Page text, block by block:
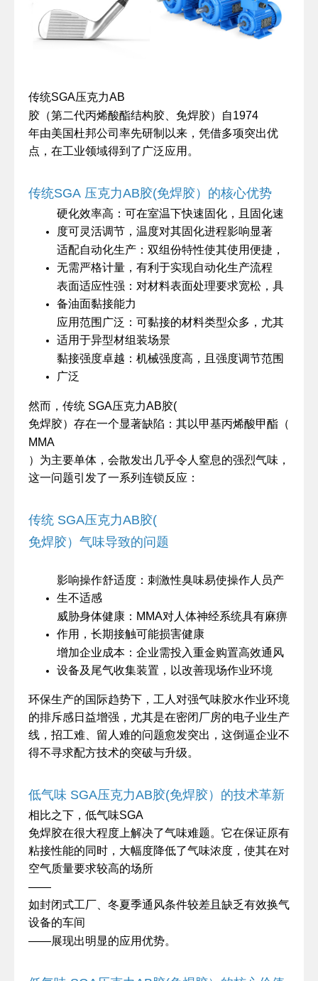
传统SGA压克力AB
胶（第二代丙烯酸酯结构胶、免焊胶）自1974
年由美国杜邦公司率先研制以来，凭借多项突出优
点，在工业领域得到了广泛应用。
传统SGA 压克力AB 胶(免焊胶） 的核心优势
硬化效率高：可在室温下快速固化，且固化速
度可灵活调节，温度对其固化进程影响显著
适配自动化生产：双组份特性使其使用便捷，
无需严格计量，有利于实现自动化生产流程
表面适应性强：对材料表面处理要求宽松，具
备油面黏接能力
应用范围广泛：可黏接的材料类型众多，尤其
适用于异型材组装场景
黏接强度卓越：机械强度高，且强度调节范围
广泛
然而，传统 SGA压克力AB胶(
免焊胶）存在一个显著缺陷：其以甲基丙烯酸甲酯（
MMA
）为主要单体，会散发出几乎令人窒息的强烈气味，
这一问题引发了一系列连锁反应：
传统 SGA压克力AB 胶(
免焊胶）气味导致的问题
影响操作舒适度：刺激性臭味易使操作人员产
生不适感
威胁身体健康： MMA对人体神经系统具有麻痹
作用，长期接触可能损害健康
增加企业成本：企业需投入重金购置高效通风
设备及尾气收集装置，以改善现场作业环境
环保生产的国际趋势下，工人对强气味胶水作业环境
的排斥感日益增强，尤其是在密闭厂房的电子业生产
线，招工难、留人难的问题愈发突出，这倒逼企业不
得不寻求配方技术的突破与升级。
低气味 SGA压克力AB 胶(免焊胶）的技术革新
相比之下，低气味SGA
免焊胶在很大程度上解决了气味难题。它在保证原有
粘接性能的同时，大幅度降低了气味浓度，使其在对
空气质量要求较高的场所
——
如封闭式工厂、冬夏季通风条件较差且缺乏有效换气
设备的车间
——展现出明显的应用优势。